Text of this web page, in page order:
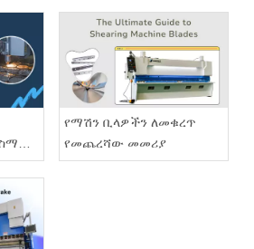
የማሽን ቢላዎችን ለመቁረጥ
የመጨረሻው መመሪያ